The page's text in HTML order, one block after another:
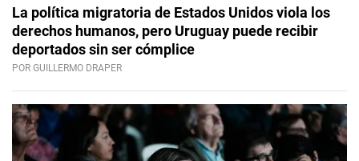
La política migratoria de Estados Unidos viola los
derechos humanos, pero Uruguay puede recibir
deportados sin ser cómplice
POR GUILLERMO DRAPER